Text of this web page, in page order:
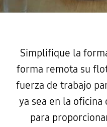
Simplifique la
forma remota su
fuerza de trabajo
ya sea en la
para